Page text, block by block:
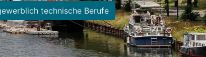
technische Berufe